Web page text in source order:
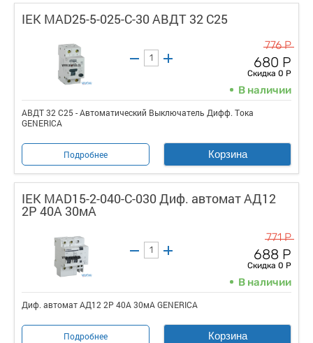
IEK MAD25-5-025-C-30 АВДТ 32 C25
776 Р
680 Р
Скидка 0 Р
В наличии
АВДТ 32 C25 - Автоматический Выключатель Дифф. Тока
GENERICA
Подробнее Корзина
IEK MAD15-2-040-C-030 Диф. автомат АД12
2Р 40А 30мА
771 Р
688 Р
Скидка 0 Р
В наличии
Диф. автомат АД12 2Р 40А 30мА GENERICA
Подробнее Корзина